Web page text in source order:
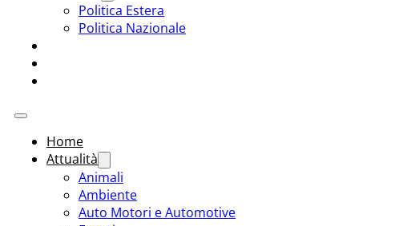
Politica Estera
Politica Nazionale
Home
Attualità
Animali
Ambiente
Auto Motori e Automotive